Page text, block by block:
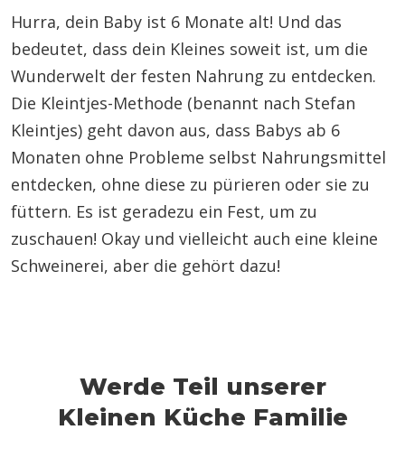
Hurra, dein Baby ist 6 Monate alt! Und das
bedeutet, dass dein Kleines soweit ist, um die
Wunderwelt der festen Nahrung zu entdecken.
Die Kleintjes-Methode (benannt nach Stefan
Kleintjes) geht davon aus, dass Babys ab 6
Monaten ohne Probleme selbst Nahrungsmittel
entdecken, ohne diese zu pürieren oder sie zu
füttern. Es ist geradezu ein Fest, um zu
zuschauen! Okay und vielleicht auch eine kleine
Schweinerei, aber die gehört dazu!
Werde Teil unserer
Kleinen Küche Familie